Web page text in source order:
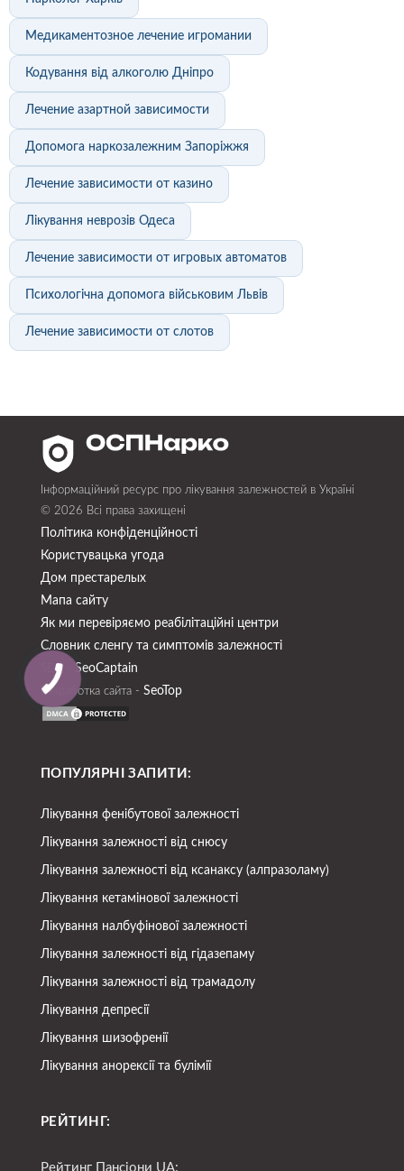
Медикаментозное лечение игромании
Кодування від алкоголю Дніпро
Лечение азартной зависимости
Допомога наркозалежним Запоріжжя
Лечение зависимости от казино
Лікування неврозів Одеса
Лечение зависимости от игровых автоматов
Психологічна допомога військовим Львів
Лечение зависимости от слотов
Інформаційний ресурс про лікування залежностей в Україні
© 2026 Всі права захищені
Політика конфіденційності
Користувацька угода
Дом престарелых
Мапа сайту
Як ми перевіряємо реабілітаційні центри
Словник сленгу та симптомів залежності
SEO - SeoСaptain
Разработка сайта - SeoTop
ПОПУЛЯРНІ ЗАПИТИ:
Лікування фенібутової залежності
Лікування залежності від снюсу
Лікування залежності від ксанаксу (алпразоламу)
Лікування кетамінової залежності
Лікування налбуфінової залежності
Лікування залежності від гідазепаму
Лікування залежності від трамадолу
Лікування депресії
Лікування шизофренії
Лікування анорексії та булімії
РЕЙТИНГ:
Рейтинг Пансіони UA: